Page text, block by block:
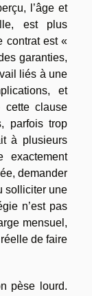
l’âge et
est plus
contrat est «
garanties,
liés à une
et
cette clause
parfois trop
à plusieurs
exactement
demander
solliciter une
n’est pas
mensuel,
de faire
pèse lourd.